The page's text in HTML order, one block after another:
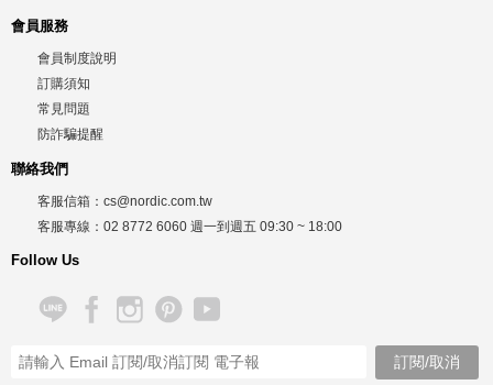
會員服務
會員制度說明
訂購須知
常見問題
防詐騙提醒
聯絡我們
客服信箱： cs@nordic.com.tw
客服專線： 02 8772 6060 週一到週五 09:30 ~ 18:00
Follow Us